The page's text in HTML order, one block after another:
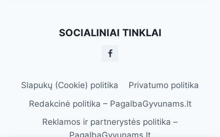
SOCIALINIAI TINKLAI
Slapukų (Cookie) politika
Privatumo politika
Redakcinė politika – PagalbaGyvunams.lt
Reklamos ir partnerystės politika –
PagalbaGyvunams.lt